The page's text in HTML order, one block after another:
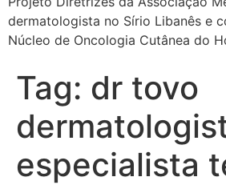
dermatologista no Sírio Libanês e
Núcleo de Oncologia Cutânea do
Tag: dr tovo
especialista